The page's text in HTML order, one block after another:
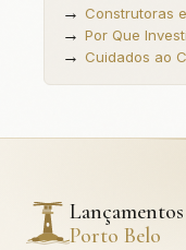
→ Construtoras
→ Por Que
→ Cuidados ao
Lançamentos
Porto Belo